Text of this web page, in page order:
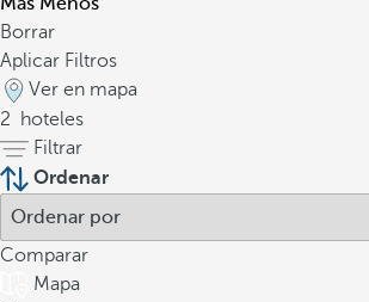
Borrar
Aplicar Filtros
Ver en mapa
2
hoteles
Filtrar
Ordenar
Comparar
Mapa